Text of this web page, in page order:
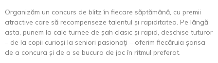
Organizăm un concurs de blitz în fiecare săptămână, cu premii
atractive care să recompenseze talentul și rapiditatea. Pe lângă
asta, punem la cale turnee de șah clasic și rapid, deschise tuturor
– de la copii curioși la seniori pasionați – oferim fiecăruia șansa
de a concura și de a se bucura de joc în ritmul preferat.